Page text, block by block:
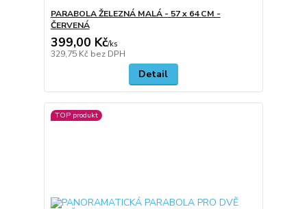
PARABOLA ŽELEZNÁ MALÁ - 57 x 64 CM -
ČERVENÁ
399,00 Kč/ks
329,75 Kč bez DPH
Detail
TOP produkt